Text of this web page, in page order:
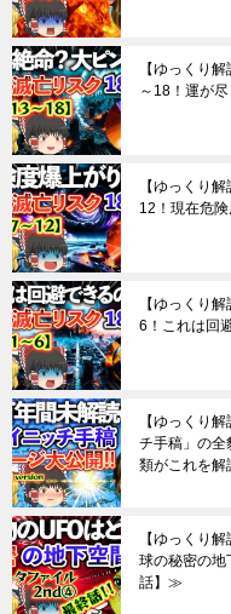
【ゆっくり
～18！運が
【ゆっくり
12！現在危険
【ゆっくり
6！これは回
【ゆっくり
チ手稿」の全
類がこれを解
【ゆっくり
球の秘密の
話】≫